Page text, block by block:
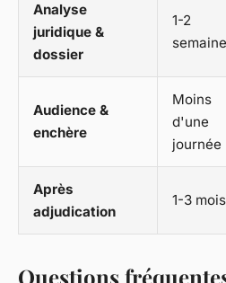
Analyse
juridique &
dossier
1-2
Audience &
enchère
Moins
d'une
journée
Après
adjudication
1-3 mois
Questions